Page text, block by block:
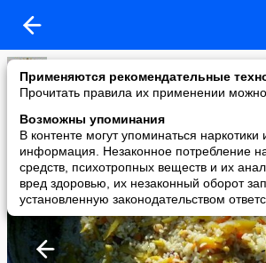
Применяются рекомендательные
Прочитать правила их применении
Возможны упоминания
В контенте могут упоминаться
информация. Незаконное потребление
средств, психотропных веществ и их
вред здоровью, их незаконный оборот
установленную законодательством
Фергана вчера, сегодня и завтра
added a photo
01 Sep в 17:47